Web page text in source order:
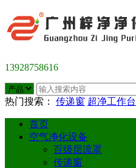
13928758616
热门搜索： 传递窗 超净工作台
首页
空气净化设备
百级层流罩
传递窗